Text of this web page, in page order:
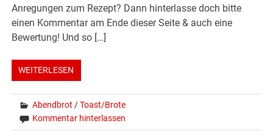
Anregungen zum Rezept? Dann hinterlasse doch bitte
einen Kommentar am Ende dieser Seite & auch eine
Bewertung! Und so […]
WEITERLESEN
Abendbrot /Toast/Brote
Kommentar hinterlassen